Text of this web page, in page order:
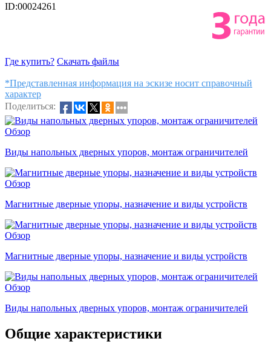
ID:00024261
Где купить? Скачать файлы
*Представленная информация на эскизе носит справочный
характер
Поделиться:
Обзор
Виды напольных дверных упоров, монтаж ограничителей
Обзор
Магнитные дверные упоры, назначение и виды устройств
Обзор
Магнитные дверные упоры, назначение и виды устройств
Обзор
Виды напольных дверных упоров, монтаж ограничителей
Общие характеристики